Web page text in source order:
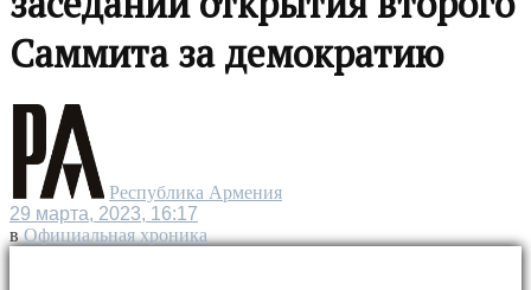
Саммита за демократию
Республика Армения
29 марта, 2023, 16:17
в Официальная хроника